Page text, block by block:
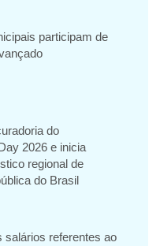
participam de
do
2026 e inicia
regional de
do Brasil
salários referentes ao